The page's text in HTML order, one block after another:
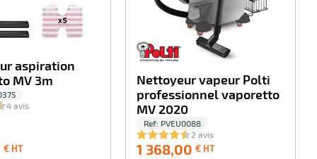
aspiration
MV 3m
4 avis
€ HT
Nettoyeur vapeur Polti
professionnel vaporetto
MV 2020
Ref: PVEU0088
2 avis
1 368,00 € HT